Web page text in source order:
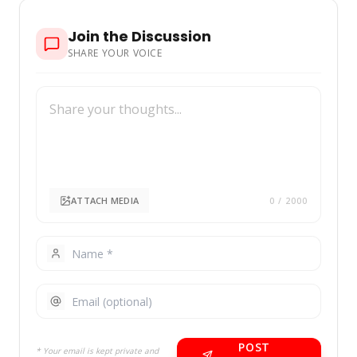
Join the Discussion
SHARE YOUR VOICE
ATTACH MEDIA 0 / 2000
* Your email is kept private and
POST